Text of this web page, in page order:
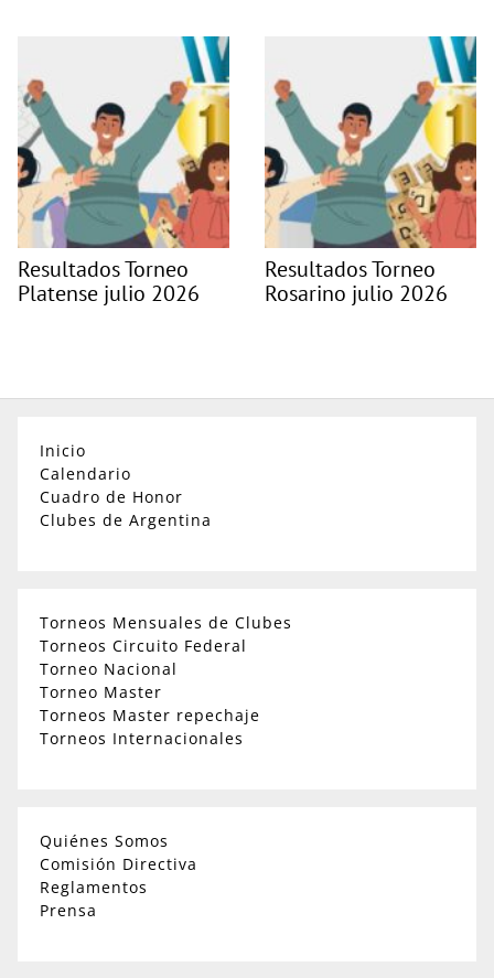
Resultados Torneo
Platense julio 2026
Resultados Torneo
Rosarino julio 2026
Inicio
Calendario
Cuadro de Honor
Clubes de Argentina
Torneos Mensuales de Clubes
Torneos Circuito Federal
Torneo Nacional
Torneo Master
Torneos Master repechaje
Torneos Internacionales
Quiénes Somos
Comisión Directiva
Reglamentos
Prensa